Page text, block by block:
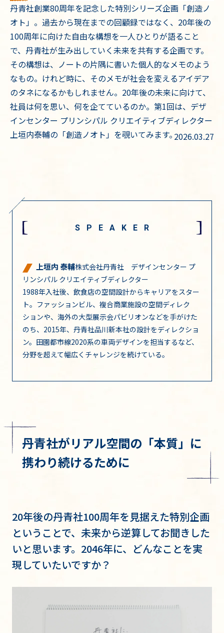
丹青社創業80周年を記念した特別シリーズ企画「創造ノ
オト」。過去から現在までの回顧録ではなく、20年後の
100周年に向けた自由な構想を一人ひとりが語ること
で、丹青社が生み出していく未来を共有する企画です。
その構想は、ノートの片隅に書いた個人的なメモのよう
なもの。けれど時に、そのメモが社会を変えるアイデア
のタネになるかもしれません。20年後の未来に向けて、
社員は何を思い、何を企てているのか。第1回は、デザ
インセンター プリンシパル クリエイティブディレクター
上垣内泰輔の「創造ノオト」を覗いてみます。2026.03.27
SPEAKER
上垣内 泰輔株式会社丹青社 デザインセンター プ
リンシパル クリエイティブディレクター
1988年入社後、飲食店の空間設計からキャリアをスター
ト。ファッションビル、複合商業施設の空間ディレク
ションや、海外の大型展示会パビリオンなどを手がけた
のち、2015年、丹青社品川新本社の設計をディレクショ
ン。田園都市線2020系の車両デザインを担当するなど、
分野を超えて幅広くチャレンジを続けている。
丹青社がリアル空間の「本質」に
携わり続けるために
20年後の丹青社100周年を見据えた特別企画
ということで、未来から逆算してお聞きした
いと思います。2046年に、どんなことを実
現していたいですか？